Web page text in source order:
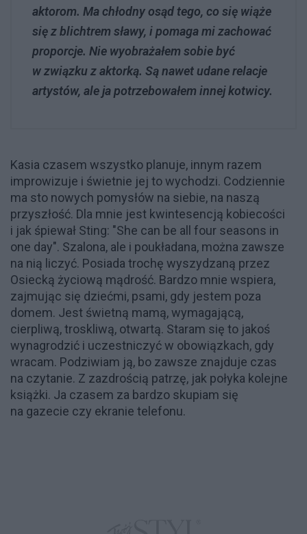
aktorom. Ma chłodny osąd tego, co się wiąże
się z blichtrem sławy, i pomaga mi zachować
proporcje. Nie wyobrażałem sobie być
w związku z aktorką. Są nawet udane relacje
artystów, ale ja potrzebowałem innej kotwicy.
Kasia czasem wszystko planuje, innym razem
improwizuje i świetnie jej to wychodzi. Codziennie
ma sto nowych pomysłów na siebie, na naszą
przyszłość. Dla mnie jest kwintesencją kobiecości
i jak śpiewał Sting: "She can be all four seasons in
one day". Szalona, ale i poukładana, można zawsze
na nią liczyć. Posiada trochę wyszydzaną przez
Osiecką życiową mądrość. Bardzo mnie wspiera,
zajmując się dziećmi, psami, gdy jestem poza
domem. Jest świetną mamą, wymagającą,
cierpliwą, troskliwą, otwartą. Staram się to jakoś
wynagrodzić i uczestniczyć w obowiązkach, gdy
wracam. Podziwiam ją, bo zawsze znajduje czas
na czytanie. Z zazdrością patrzę, jak połyka kolejne
książki. Ja czasem za bardzo skupiam się
na gazecie czy ekranie telefonu.